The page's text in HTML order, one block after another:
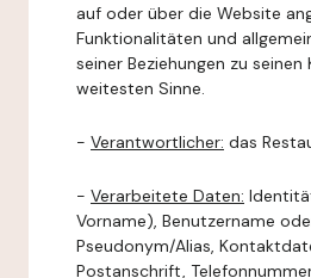
auf oder über die Website
Funktionalitäten und
seiner Beziehungen zu
weitesten Sinne.
- Verantwortlicher: das
- Verarbeitete Daten:
Vorname), Benutzername
Pseudonym/Alias,
Postanschrift,